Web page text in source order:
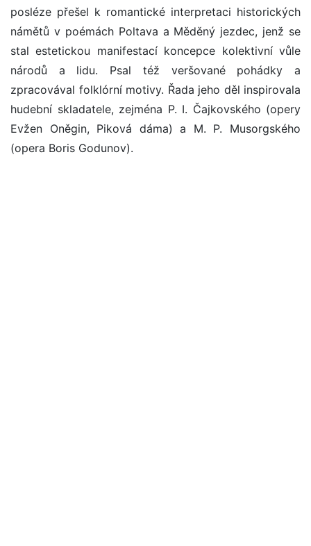
posléze přešel k romantické interpretaci historických
námětů v poémách Poltava a Měděný jezdec, jenž se
stal estetickou manifestací koncepce kolektivní vůle
národů a lidu. Psal též veršované pohádky a
zpracovával folklórní motivy. Řada jeho děl inspirovala
hudební skladatele, zejména P. I. Čajkovského (opery
Evžen Oněgin, Piková dáma) a M. P. Musorgského
(opera Boris Godunov).